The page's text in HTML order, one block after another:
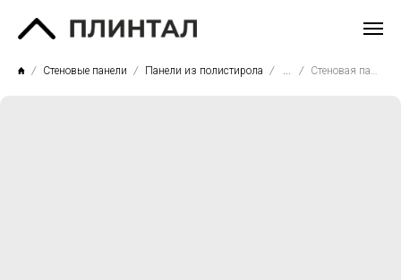
Стеновые панели Панели из полистирола